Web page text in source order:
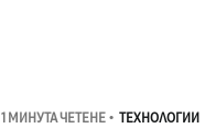
1 МИНУТА ЧЕТЕНЕ ТЕХНОЛОГИИ